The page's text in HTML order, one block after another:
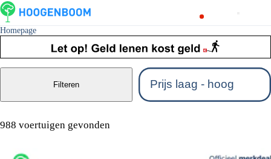
Homepage
988 voertuigen gevonden
Filteren